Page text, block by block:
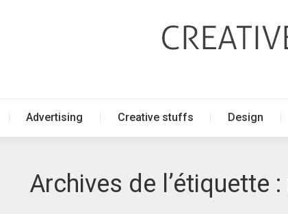
Advertising Creative stuffs Design
Archives de l’étiquette :